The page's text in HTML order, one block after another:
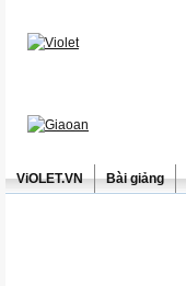
ViOLET.VN Bài giảng